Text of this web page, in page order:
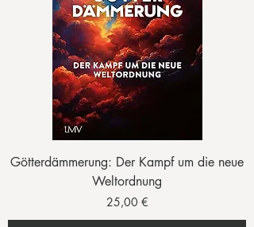
Götterdämmerung: Der Kampf um die neue
Weltordnung
Preis
25,00 €